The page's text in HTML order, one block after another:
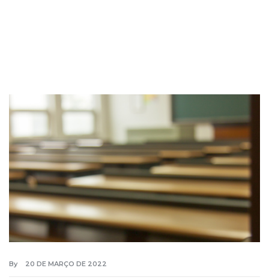
By 20 DE MARÇO DE 2022